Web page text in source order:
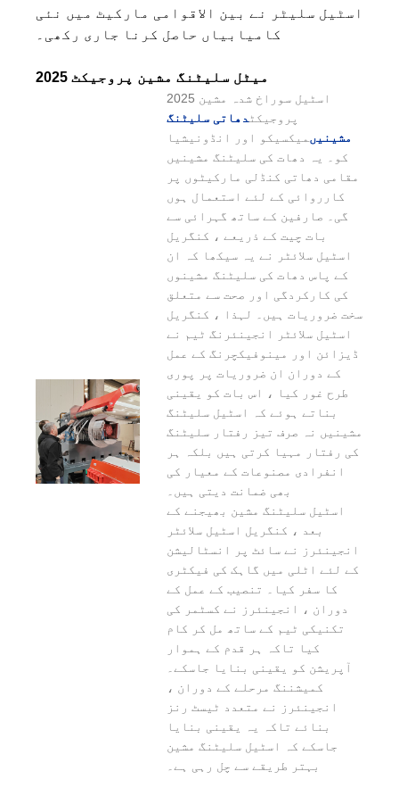
اسٹیل سلیٹر نے بین الاقوامی مارکیٹ میں نئی
​​کامیابیاں حاصل کرنا جاری رکھی۔
2025 میٹل سلیٹنگ مشین پروجیکٹ
2025 اسٹیل سوراخ شدہ مشین
پروجیکٹدھاتی سلیٹنگ
مشینیںمیکسیکو اور انڈونیشیا
کو۔ یہ دھات کی سلیٹنگ مشینیں
مقامی دھاتی کنڈلی مارکیٹوں پر
کارروائی کے لئے استعمال ہوں
گی۔ صارفین کے ساتھ گہرائی سے
بات چیت کے ذریعے ، کنگریل
اسٹیل سلائٹر نے یہ سیکھا کہ ان
کے پاس دھات کی سلیٹنگ مشینوں
کی کارکردگی اور صحت سے متعلق
سخت ضروریات ہیں۔ لہذا ، کنگریل
اسٹیل سلائٹر انجینئرنگ ٹیم نے
ڈیزائن اور مینوفیکچرنگ کے عمل
کے دوران ان ضروریات پر پوری
طرح غور کیا ، اس بات کو یقینی
بناتے ہوئے کہ اسٹیل سلیٹنگ
مشینیں نہ صرف تیز رفتار سلیٹنگ
کی رفتار مہیا کرتی ہیں بلکہ ہر
انفرادی مصنوعات کے معیار کی
بھی ضمانت دیتی ہیں۔
اسٹیل سلیٹنگ مشین بھیجنے کے
بعد ، کنگریل اسٹیل سلائٹر
انجینئرز نے سائٹ پر انسٹالیشن
کے لئے اٹلی میں گاہک کی فیکٹری
کا سفر کیا۔ تنصیب کے عمل کے
دوران ، انجینئرز نے کسٹمر کی
تکنیکی ٹیم کے ساتھ مل کر کام
کیا تاکہ ہر قدم کے ہموار
آپریشن کو یقینی بنایا جاسکے۔
کمیشننگ مرحلے کے دوران ،
انجینئرز نے متعدد ٹیسٹ رنز
بنائے تاکہ یہ یقینی بنایا
جاسکے کہ اسٹیل سلیٹنگ مشین
بہتر طریقے سے چل رہی ہے۔